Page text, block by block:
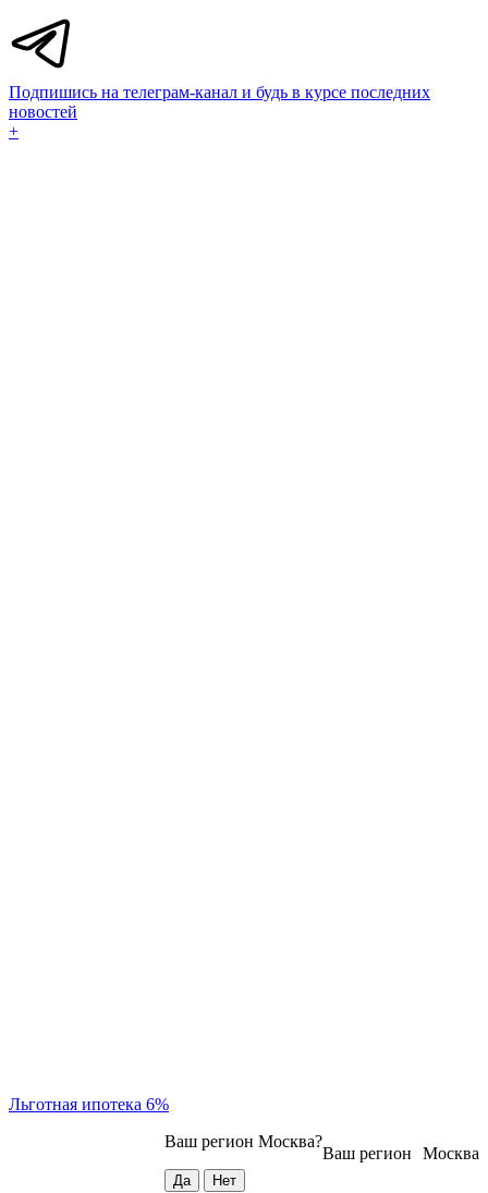
Подпишись на телеграм-канал и будь в курсе последних
новостей
+
Льготная ипотека 6%
Москва
Ваш регион
Ваш регион Москва?